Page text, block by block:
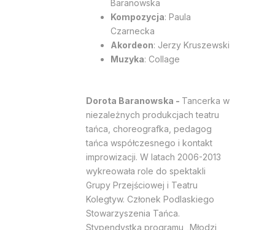
Baranowska
Kompozycja: Paula
Czarnecka
Akordeon: Jerzy Kruszewski
Muzyka: Collage
Dorota Baranowska - Tancerka w
niezależnych produkcjach teatru
tańca, choreografka, pedagog
tańca współczesnego i kontakt
improwizacji. W latach 2006-2013
wykreowała role do spektakli
Grupy Przejściowej i Teatru
Kolegtyw. Członek Podlaskiego
Stowarzyszenia Tańca.
Stypendystka programu „Młodzi